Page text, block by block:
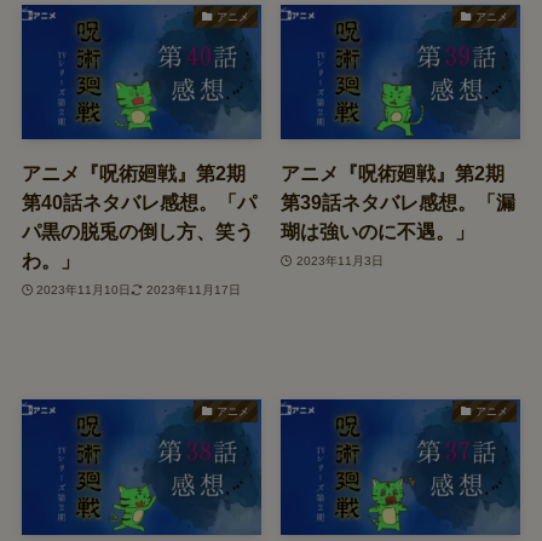
アニメ
アニメ『呪術廻戦』第2期
第40話ネタバレ感想。「パ
パ黒の脱兎の倒し方、笑う
わ。」
2023年11月10日 2023年11月17日
アニメ
アニメ『呪術廻戦』第2期
第39話ネタバレ感想。「漏
瑚は強いのに不遇。」
2023年11月3日
アニメ アニメ